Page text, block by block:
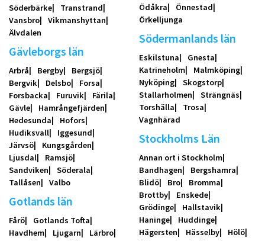
Söderbärke
Transtrand
Vansbro
Vikmanshyttan
Älvdalen
Gävleborgs län
Arbrå Bergby
Bergsjö
Bergvik
Delsbo
Forsa
Forsbacka
Furuvik
Färila
Gävle
Hamrångefjärden
Hedesunda
Hofors
Hudiksvall
Iggesund
Järvsö
Kungsgården
Ljusdal
Ramsjö
Sandviken
Söderala
Tallåsen
Valbo
Gotlands län
Fårö
Gotlands Tofta
Havdhem
Ljugarn
Lärbro
Ödåkra
Önnestad
Örkelljunga
Södermanlands län
Eskilstuna
Gnesta
Katrineholm
Malmköping
Nyköping
Skogstorp
Stallarholmen
Strängnäs
Torshälla
Trosa
Vagnhärad
Stockholms Län
Annan ort i Stockholm
Bandhagen
Bergshamra
Blidö
Bro
Bromma
Brottby
Enskede
Grödinge
Hallstavik
Haninge
Huddinge
Hägersten
Hässelby
Hölö